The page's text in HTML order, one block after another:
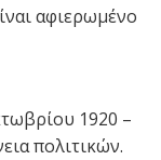
αφιερωμένο
1920 –
πολιτικών.